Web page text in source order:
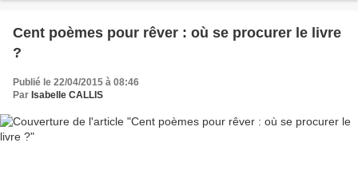
Cent poèmes pour rêver : où se procurer le livre
?
Publié le 22/04/2015 à 08:46
Par Isabelle CALLIS